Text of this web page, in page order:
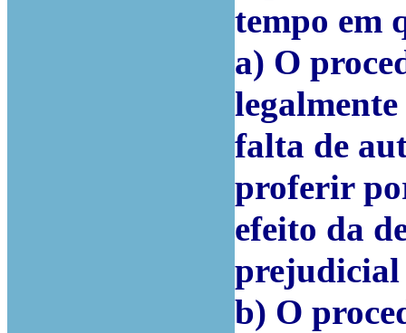
tempo em
a) O
falta de
proferir
efeito da
prejudicial
b) O